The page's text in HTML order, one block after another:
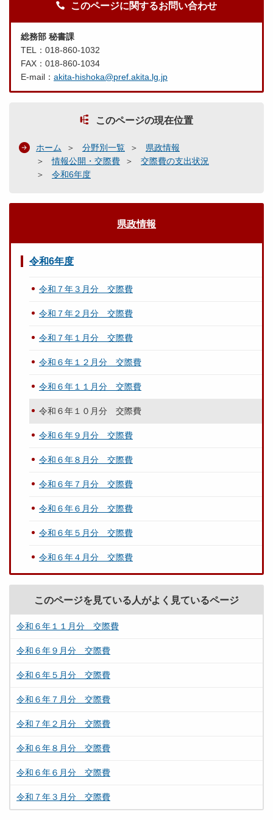
このページに関するお問い合わせ
総務部 秘書課
TEL：018-860-1032
FAX：018-860-1034
E-mail： akita-hishoka@pref.akita.lg.jp
このページの現在位置
ホーム 分野別一覧
県政情報
情報公開・交際費
交際費の支出状況
令和6年度
県政情報
令和6年度
令和７年３月分 交際費
令和７年２月分 交際費
令和７年１月分 交際費
令和６年１２月分 交際費
令和６年１１月分 交際費
令和６年１０月分 交際費
令和６年９月分 交際費
令和６年８月分 交際費
令和６年７月分 交際費
令和６年６月分 交際費
令和６年５月分 交際費
令和６年４月分 交際費
このページを見ている人がよく見ているページ
令和６年１１月分 交際費
令和６年９月分 交際費
令和６年５月分 交際費
令和６年７月分 交際費
令和７年２月分 交際費
令和６年８月分 交際費
令和６年６月分 交際費
令和７年３月分 交際費